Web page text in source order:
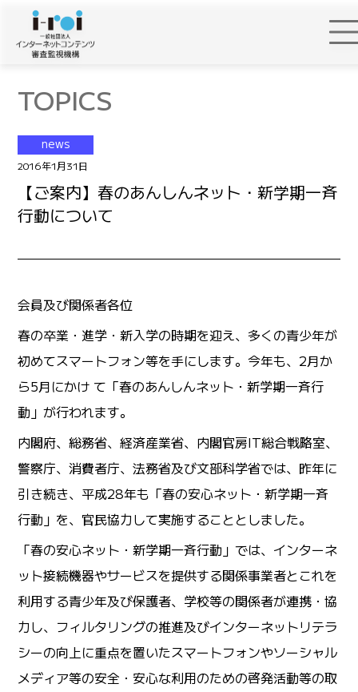
TOPICS
news
2016年1月31日
【ご案内】春のあんしんネット・新学期一斉
行動について
会員及び関係者各位
春の卒業・進学・新入学の時期を迎え、多くの青少年が
初めてスマートフォン等を手にします。今年も、2月か
ら5月にかけ て「春のあんしんネット・新学期一斉行
動」が行われます。
内閣府、総務省、経済産業省、内閣官房IT総合戦略室、
警察庁、消費者庁、法務省及び文部科学省では、昨年に
引き続き、平成28年も「春の安心ネット・新学期一斉
行動」を、官民協力して実施することとしました。
「春の安心ネット・新学期一斉行動」では、インターネ
ット接続機器やサービスを提供する関係事業者とこれを
利用する青少年及び保護者、学校等の関係者が連携・協
力し、フィルタリングの推進及びインターネットリテラ
シーの向上に重点を置いたスマートフォンやソーシャル
メディア等の安全・安心な利用のための啓発活動等の取